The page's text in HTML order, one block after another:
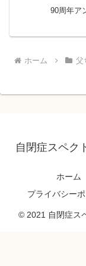
90周年ア
ホーム 父
自閉症スペク
ホーム
プライバシー
© 2021 自閉症ス